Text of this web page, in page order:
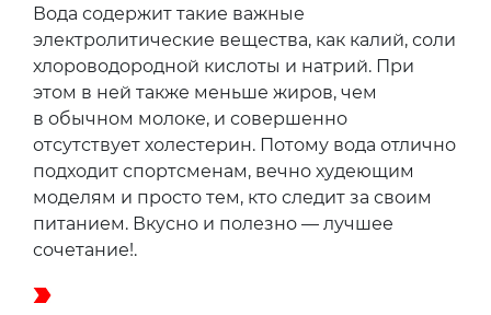
Вода содержит такие важные
электролитические вещества, как калий, соли
хлороводородной кислоты и натрий. При
этом в ней также меньше жиров, чем
в обычном молоке, и совершенно
отсутствует холестерин. Потому вода отлично
подходит спортсменам, вечно худеющим
моделям и просто тем, кто следит за своим
питанием. Вкусно и полезно — лучшее
сочетание!.